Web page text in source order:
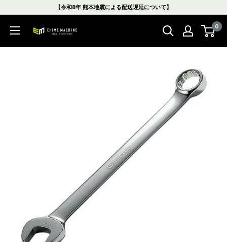
ン
【令和8年 熊本地震による配送遅延について】
エ
0